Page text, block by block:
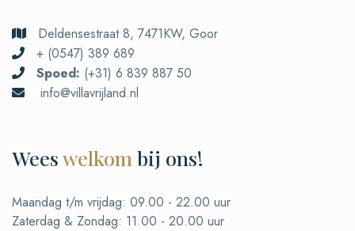
 Deldensestraat 8, 7471KW, Goor
 + (0547) 389 689
 Spoed: (+31) 6 839 887 50
 info@villavrijland.nl
Weeswelkom bij ons!
Maandag t/m vrijdag: 09.00 - 22.00 uur
Zaterdag & Zondag: 11.00 - 20.00 uur